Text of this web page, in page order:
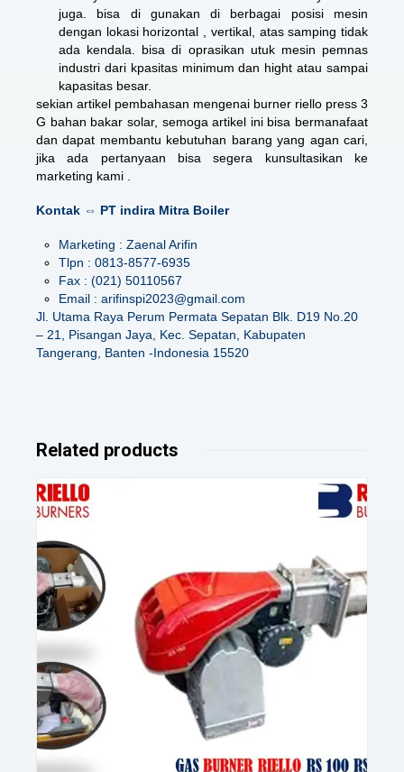
juga. bisa di gunakan di berbagai posisi mesin
dengan lokasi horizontal , vertikal, atas samping tidak
ada kendala. bisa di oprasikan utuk mesin pemnas
industri dari kpasitas minimum dan hight atau sampai
kapasitas besar.
sekian artikel pembahasan mengenai burner riello press 3
G bahan bakar solar, semoga artikel ini bisa bermanafaat
dan dapat membantu kebutuhan barang yang agan cari,
jika ada pertanyaan bisa segera kunsultasikan ke
marketing kami .
Kontak ⇔ PT indira Mitra Boiler
Marketing : Zaenal Arifin
Tlpn : 0813-8577-6935
Fax : (021) 50110567
Email : arifinspi2023@gmail.com
Jl. Utama Raya Perum Permata Sepatan Blk. D19 No.20
– 21, Pisangan Jaya, Kec. Sepatan, Kabupaten
Tangerang, Banten -Indonesia 15520
Related products